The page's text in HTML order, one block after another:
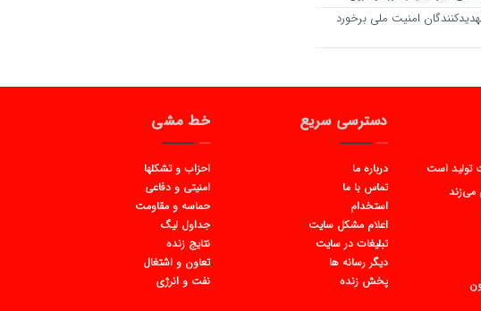
امنیت ملی برخورد
تولید است
می‌زند
دسترسی سریع
درباره ما
تماس با ما
استخدام
اعلام مشکل سایت
تبلیغات در سایت
دیگر رسانه ها
پخش زنده
خط مشی
احزاب و تشکلها
امنیتی و دفاعی
حماسه و مقاومت
جداول لیگ
نتایج زنده
تعاون و اشتغال
نفت و انرژی